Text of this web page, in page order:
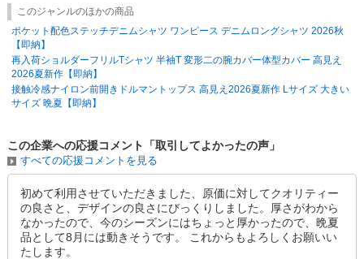
このジャンルのほかの商品
ポケット配色ステッチデニムシャツ ワンピース デニムロングシャツ 2026秋
【即納】
再入荷ショルダーフリルTシャツ 半袖T 変形二の腕カバー体型カバー 高見え
2026夏新作【即納】
接触冷感ナイロン前開きドルマントップス 高見え2026夏新作 Lサイズ 大きい
サイズ 晩夏【即納】
この企業への応援コメント「取引してよかったの声」
すべての応援コメントを見る
初めて利用させていただきました、原価に対してクオリティー
の良さと、デザインの良さにびっくりしました。厚さがわから
なかったので、今のシーズンにはちょっと厚かったので、晩夏
品として8月には動きそうです。 これからもよろしくお願いい
たします。